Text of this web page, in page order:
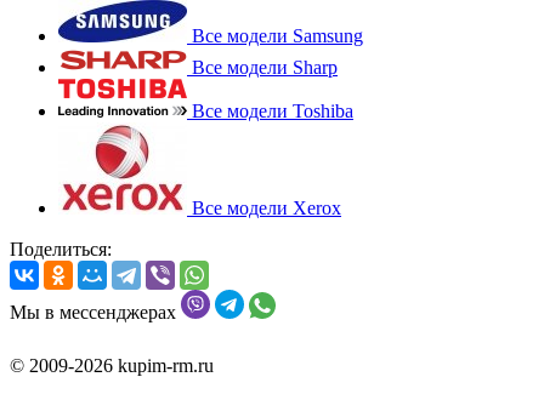
Все модели Samsung
Все модели Sharp
Все модели Toshiba
Все модели Xerox
Поделиться:
Мы в мессенджерах
© 2009-2026 kupim-rm.ru